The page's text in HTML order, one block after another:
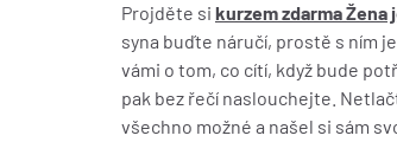
Projděte si kurzem zdarma Žena
syna buďte náručí, prostě s ním
vámi o tom, co cítí, když bude
pak bez řečí naslouchejte.
všechno možné a našel si sám